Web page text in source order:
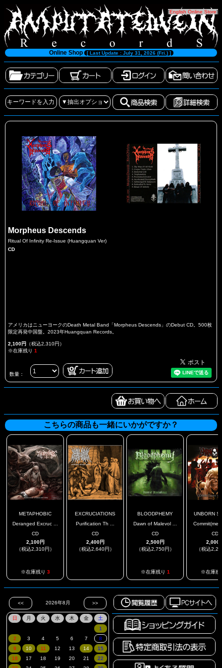
[English Online Store]
Online Shop [ Last Update : July 31, 2026 (Fri.) ]
Morpheus Descends
Ritual Of Infinity Re-Issue (Huangquan Ver)
CD
アメリカはニューヨークのDeath Metal Band「Morpheus Descends」のDebut CD。500枚
限定再発中国盤。2023年Huangquan Records。
2,100円 （税込2,310円）
※在庫残り 1
数量：
こちらの商品も一緒にいかがですか？
METAPHOBIC
Deranged Excruc ...
CD
2,100円
（税込2,310円）
※在庫残り 3
EXCRUCIATIONS
Purification Th ...
CD
2,400円
（税込2,640円）
BLOODPHEMY
Dawn of Malevol ...
CD
2,500円
（税込2,750円）
※在庫残り 1
UNBORN
CD
2,000
（税込
※在庫残